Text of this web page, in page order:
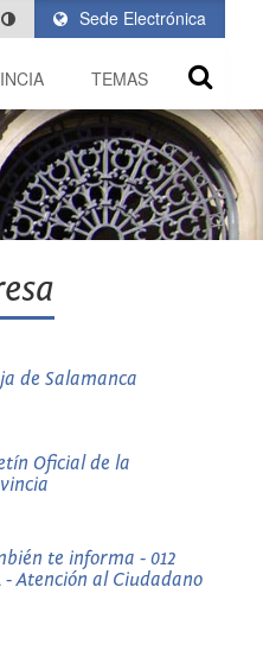
Sede Electrónica
TEMAS
de Salamanca
Oficial de la
te informa - 012
- Atención al Ciudadano